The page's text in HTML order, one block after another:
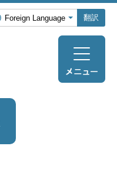
翻訳